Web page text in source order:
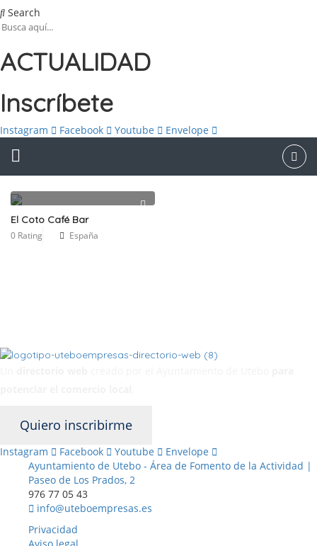
Search
ACTUALIDAD
Inscríbete
Instagram Facebook Youtube Envelope
El Coto Café Bar
0 Rating España
Quiero inscribirme
Instagram Facebook Youtube
Envelope
Ayuntamiento de Utebo - Área de Fomento de la Actividad |
Paseo de Los Prados, 2
976 77 05 43
info@uteboempresas.es
Privacidad